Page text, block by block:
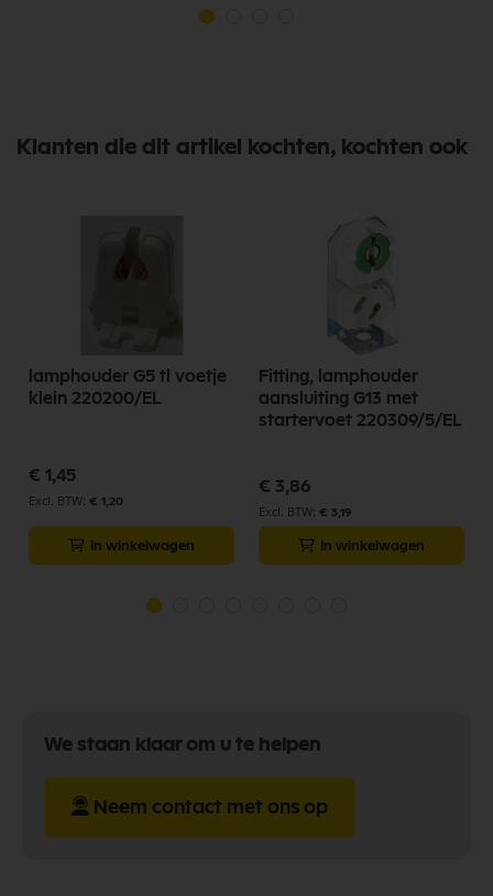
Klanten die dit artikel kochten, kochten ook
lamphouder G5 tl voetje
klein 220200/EL
€ 1,45
€ 1,20
In winkelwagen
Fitting, lamphouder
aansluiting G13 met
startervoet 220309/5/EL
€ 3,86
€ 3,19
In winkelwagen
We staan klaar om u te helpen
Neem contact met ons op